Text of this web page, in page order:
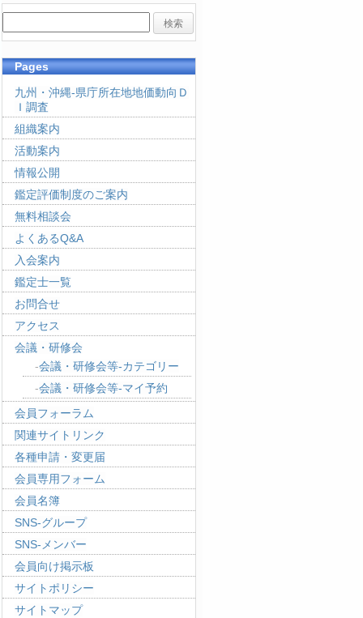
Pages
九州・沖縄-県庁所在地地価動向Ｄ
Ｉ調査
組織案内
活動案内
情報公開
鑑定評価制度のご案内
無料相談会
よくあるQ&A
入会案内
鑑定士一覧
お問合せ
アクセス
会議・研修会
会議・研修会等-カテゴリー
会議・研修会等-マイ予約
会員フォーラム
関連サイトリンク
各種申請・変更届
会員専用フォーム
会員名簿
SNS-グループ
SNS-メンバー
会員向け掲示板
サイトポリシー
サイトマップ